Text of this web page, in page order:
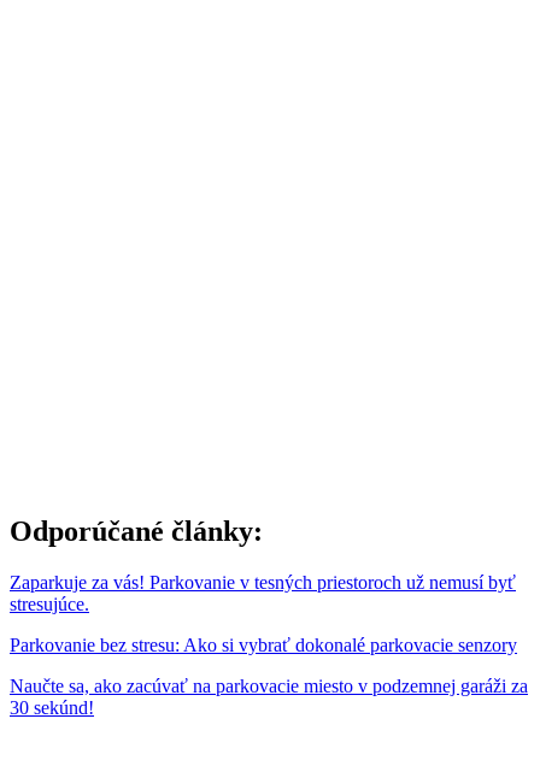
Odporúčané články:
Zaparkuje za vás! Parkovanie v tesných priestoroch už nemusí byť
stresujúce.
Parkovanie bez stresu: Ako si vybrať dokonalé parkovacie senzory
Naučte sa, ako zacúvať na parkovacie miesto v podzemnej garáži za
30 sekúnd!